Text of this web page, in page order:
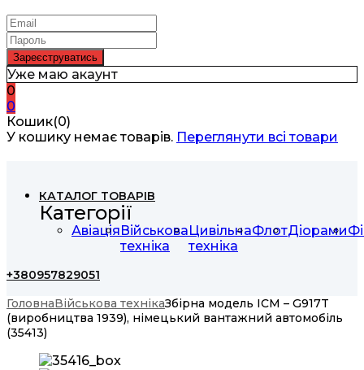
Уже маю акаунт
0
0
Кошик(0)
У кошику немає товарів. Переглянути всі товари
КАТАЛОГ ТОВАРІВ
Категорії
АвіаціяВійськова
техніка
Цивільна
техніка
ФлотДіорами
+380957829051
ГоловнаВійськова технікаЗбірна модель ICM – G917T
(виробництва 1939), німецький вантажний автомобіль
(35413)